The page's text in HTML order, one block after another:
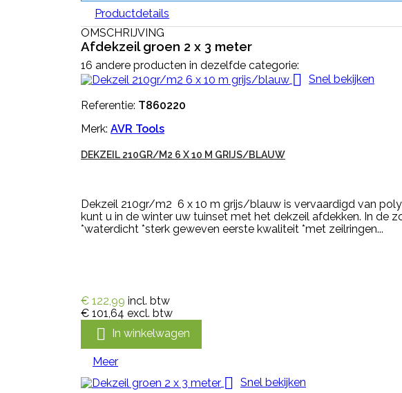
Productdetails
OMSCHRIJVING
Afdekzeil groen 2 x 3 meter
16 andere producten in dezelfde categorie:
 Snel bekijken
Referentie: T860220
Merk: AVR Tools
DEKZEIL 210GR/M2 6 X 10 M GRIJS/BLAUW
Dekzeil 210gr/m2 6 x 10 m grijs/blauw is vervaardigd van
kunt u in de winter uw tuinset met het dekzeil afdekken. In de
*waterdicht *sterk geweven eerste kwaliteit *met zeilringen...
€ 122,99 incl. btw
€ 101,64 excl. btw
 In winkelwagen
Meer
 Snel bekijken